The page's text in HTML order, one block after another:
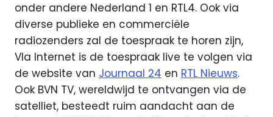
onder andere Nederland 1 en RTL4. Ook via
diverse publieke en commerciële
radiozenders zal de toespraak te horen zijn,
VIa Internet is de toespraak live te volgen via
de website van Journaal 24 en RTL Nieuws.
Ook BVN TV, wereldwijd te ontvangen via de
satelliet, besteedt ruim aandacht aan de